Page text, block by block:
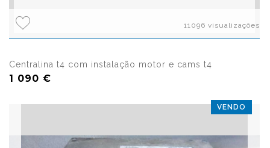
11096 visualizações
Centralina t4 com instalação motor e cams t4
1 090 €
VENDO